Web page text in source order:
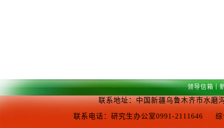
领导信箱 |
联系地址：中国新疆乌鲁木齐市水
联系电话：研究生办公室0991-2111646